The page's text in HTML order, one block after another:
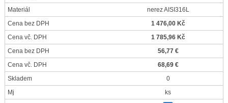
Materiál
nerez AISI316L
Cena bez DPH
1 476,00 Kč
Cena vč. DPH
1 785,96 Kč
Cena bez DPH
56,77 €
Cena vč. DPH
68,69 €
Skladem
0
Mj
ks